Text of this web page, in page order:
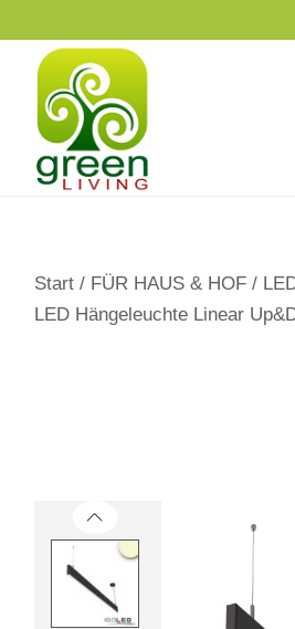
p
Start / FÜR HAUS & HOF /
LED Hängeleuchte Linear